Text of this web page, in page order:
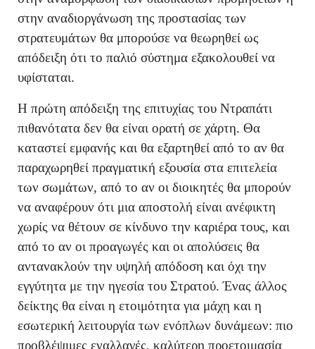
στην αναδιοργάνωση της προστασίας των
στρατευμάτων θα μπορούσε να θεωρηθεί ως
απόδειξη ότι το παλιό σύστημα εξακολουθεί να
υφίσταται.
Η πρώτη απόδειξη της επιτυχίας του Ντραπάτι
πιθανότατα δεν θα είναι ορατή σε χάρτη. Θα
καταστεί εμφανής και θα εξαρτηθεί από το αν θα
παραχωρηθεί πραγματική εξουσία στα επιτελεία
των σωμάτων, από το αν οι διοικητές θα μπορούν
να αναφέρουν ότι μια αποστολή είναι ανέφικτη
χωρίς να θέτουν σε κίνδυνο την καριέρα τους, και
από το αν οι προαγωγές και οι απολύσεις θα
αντανακλούν την υψηλή απόδοση και όχι την
εγγύτητα με την ηγεσία του Στρατού. Ένας άλλος
δείκτης θα είναι η ετοιμότητα για μάχη και η
εσωτερική λειτουργία των ενόπλων δυνάμεων: πιο
προβλέψιμες εναλλαγές, καλύτερη προετοιμασία